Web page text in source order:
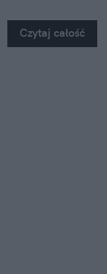
Czytaj całość